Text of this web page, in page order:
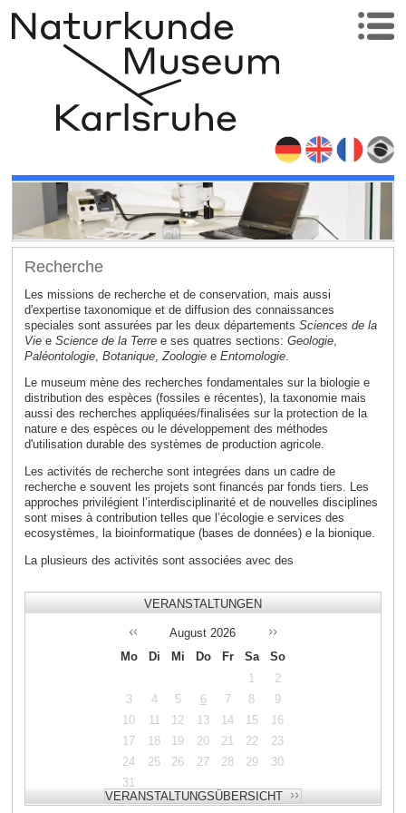
Recherche
Les missions de recherche et de conservation, mais aussi
d'expertise taxonomique et de diffusion des connaissances
speciales sont assurées par les deux départements Sciences de la
Viee Science de la Terree ses quatres sections: Geologie,
Paléontologie, Botanique, Zoologie e Entomologie.
Le museum mène des recherches fondamentales sur la biologie e
distribution des espèces (fossiles e récentes), la taxonomie mais
aussi des recherches appliquées/finalisées sur la protection de la
nature e des espèces ou le développement des méthodes
d'utilisation durable des systèmes de production agricole.
Les activités de recherche sont integrées dans un cadre de
recherche e souvent les projets sont financés par fonds tiers. Les
approches privilégient l’interdisciplinarité et de nouvelles disciplines
sont mises à contribution telles que l’écologie e services des
ecosystèmes, la bioinformatique (bases de données) e la bionique.
La plusieurs des activités sont associées avec des
VERANSTALTUNGEN
August 2026
Mo
Di Mi Do Fr Sa
So
1
2
3
4 5 6 7 8
9
10
11 12 13 14 15
16
17
18 19 20 21 22
23
24
25 26 27 28 29
30
31